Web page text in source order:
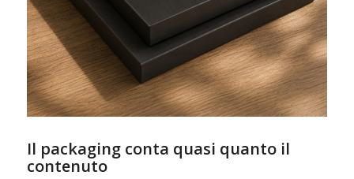
Il packaging conta quasi quanto il
contenuto